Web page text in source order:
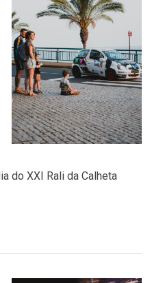
do XXI Rali da Calheta